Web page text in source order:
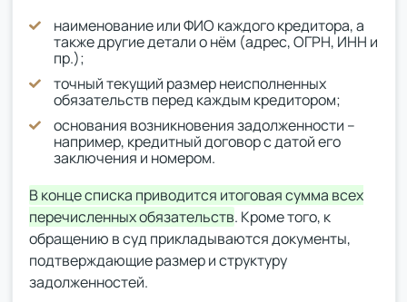
наименование или ФИО каждого кредитора, а
также другие детали о нём (адрес, ОГРН, ИНН и
пр.);
точный текущий размер неисполненных
обязательств перед каждым кредитором;
основания возникновения задолженности –
например, кредитный договор с датой его
заключения и номером.
В конце списка приводится итоговая сумма всех
перечисленных обязательств. Кроме того, к
обращению в суд прикладываются документы,
подтверждающие размер и структуру
задолженностей.